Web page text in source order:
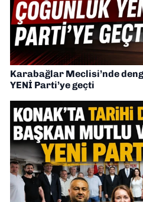
Karabağlar Meclisi’nde
YENİ Parti’ye geçti